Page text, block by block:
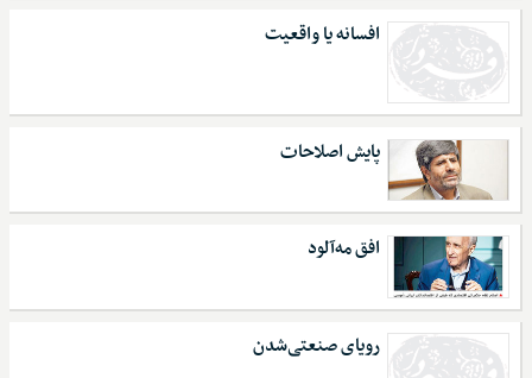
افسانه یا واقعیت
پایش اصلاحات
افق مه‌آلود
رویای صنعتی‌شدن